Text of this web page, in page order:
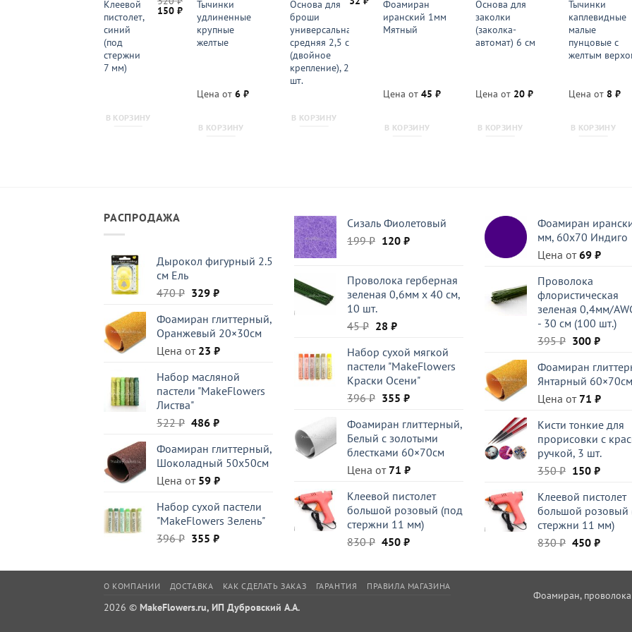
Клеевой
пистолет,
синий
(под
стержни
7 мм)
Первоначальная
составляла
150₽Текущая
цена:
150 ₽.
В КОРЗИНУ
Тычинки
удлиненные
крупные
желтые
Цена от 6 ₽
В КОРЗИНУ
Основа для
броши
универсальная
средняя 2,5 см
(двойное
крепление), 2
шт.
В КОРЗИНУ
Фоамиран
иранский 1мм
Мятный
Цена от 45 ₽
В КОРЗИНУ
Основа для
заколки
(заколка-
автомат) 6 см
Цена от 20₽
В КОРЗИНУ
Тычинки
каплевидные
малые
пунцовые с
желтым
Цена от 8₽
В КОРЗИНУ
РАСПРОДАЖА
Дырокол фигурный 2.5
см Ель
470₽ Первоначальная
составляла
470 ₽.
329 ₽Текущая
329 ₽.
Фоамиран глиттерный,
Оранжевый 20×30см
Цена от 23 ₽
Набор масляной
пастели "MakeFlowers
Листва"
522₽ Первоначальная
составляла
522 ₽.
486 ₽Текущая
486 ₽.
Фоамиран глиттерный,
Шоколадный 50x50см
Цена от 59 ₽
Набор сухой пастели
"MakeFlowers Зелень"
396₽ Первоначальная
составляла
396 ₽.
355 ₽Текущая
355 ₽.
Сизаль Фиолетовый
199₽ Первоначальная
199 ₽.
120 ₽Текущая
Проволока герберная
зеленая 0,6мм x 40 см,
10 шт.
45₽ Первоначальная
составляла
45 ₽.
28 ₽Текущая
28 ₽.
Набор сухой мягкой
пастели "MakeFlowers
Краски Осени"
396₽ Первоначальная
составляла
396 ₽.
355 ₽Текущая
355 ₽.
Фоамиран глиттерный,
Белый c золотыми
блестками 60×70см
Цена от 71 ₽
Клеевой пистолет
большой розовый (под
стержни 11 мм)
830₽ Первоначальная
составляла
830 ₽.
450 ₽Текущая
450 ₽.
Фоамиран
мм, 60х70 Индиго
Цена от69 ₽
Проволока
флористическая
зеленая 0,4мм/
- 30 см (100 шт.)
395₽
составляла
395 ₽.
300 ₽
300 ₽.
Фоамиран
Янтарный 60×70см
Цена от 71 ₽
Кисти тонкие для
прорисовки с
ручкой, 3 шт.
350₽
составляла
350 ₽.
150 ₽
150 ₽.
Клеевой пистолет
большой розовый
стержни 11 мм)
830₽
составляла
450 ₽
450 ₽.
Фоамиран,
О КОМПАНИИ ДОСТАВКА КАК СДЕЛАТЬ ЗАКАЗ ГАРАНТИЯ ПРАВИЛА МАГАЗИНА
2026 © MakeFlowers.ru, ИП Дубровский А.А.